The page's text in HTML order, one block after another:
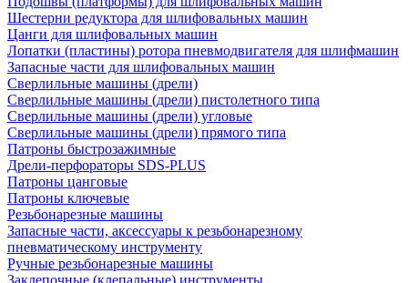
Шестерни редуктора для шлифовальных машин
Цанги для шлифовальных машин
Лопатки (пластины) ротора пневмодвигателя для шлифмашин
Запасные части для шлифовальных машин
Сверлильные машины (дрели)
Сверлильные машины (дрели) пистолетного типа
Сверлильные машины (дрели) угловые
Сверлильные машины (дрели) прямого типа
Патроны быстрозажимные
Дрели-перфораторы SDS-PLUS
Патроны цанговые
Патроны ключевые
Резьбонарезные машины
Запасные части, аксессуары к резьбонарезному
пневматическому инструменту
Ручные резьбонарезные машины
Заклепочные (клепальные) инструменты